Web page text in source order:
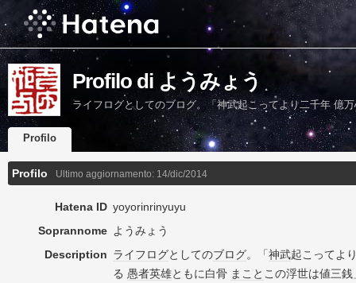
Profilo di ようみょう
ライフログとしてのブログ。「神武起こってより二千年 億
Profilo
Profilo Ultimo aggiornamento: 14/dic/2014
Hatena ID yoyorinrinyuyu
Soprannome ようみょう
Description ライフログとしてのブログ。「神武起こってよ
る 愚者英雄ともに白骨 まこと この浮世は値三銭